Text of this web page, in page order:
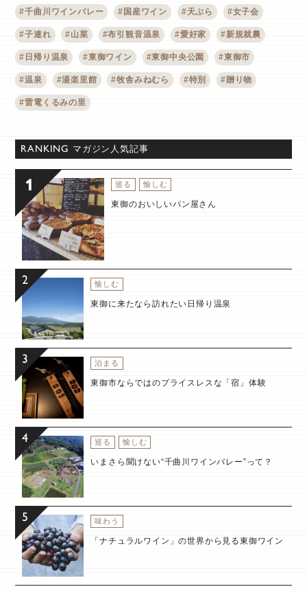
#千曲川ワインバレー #国産ワイン #天ぷら #女子会
#子連れ #山菜 #布引観音温泉 #愛好家 #新規就農
#日帰り温泉 #東御ワイン #東御中央公園 #東御市
#温泉 #湯楽里館 #牧舎みねむら #特別 #贈り物
#雷電くるみの里
RANKING マガジン人気記事
巡る 愉しむ
東御のおいしいパン屋さん
愉しむ
東御に来たなら訪れたい日帰り温泉
泊まる
東御市ならではのプライスレスな「宿」体験
巡る 愉しむ
いまさら聞けない“千曲川ワインバレー”って？
味わう
「ナチュラルワイン」の世界から見る東御ワイン